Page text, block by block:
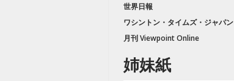
世界日報
ワシントン・タイムズ・ジャパン
月刊 Viewpoint Online
姉妹紙